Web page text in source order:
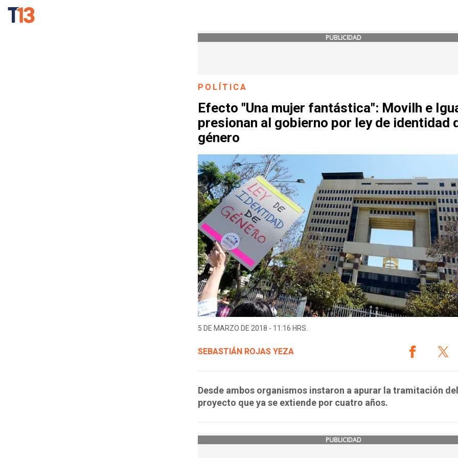
PUBLICIDAD
POLÍTICA
Efecto "Una mujer fantástica": Movilh e
presionan al gobierno por ley de identidad
género
5 DE MARZO DE 2018 - 11:16 HRS.
SEBASTIÁN ROJAS YEZA
Desde ambos organismos instaron a apurar la tramitación del
proyecto que ya se extiende por cuatro años.
PUBLICIDAD